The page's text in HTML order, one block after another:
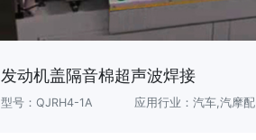
发动机盖隔音棉超声波焊接
型号：QJRH4-1A 应用行业：汽车,汽摩配